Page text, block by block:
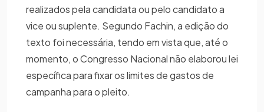
realizados pela candidata ou pelo candidato a
vice ou suplente. Segundo Fachin, a edição do
texto foi necessária, tendo em vista que, até o
momento, o Congresso Nacional não elaborou lei
específica para fixar os limites de gastos de
campanha para o pleito.